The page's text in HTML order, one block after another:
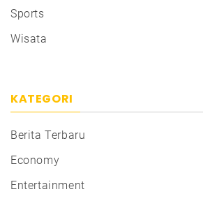
Sports
Wisata
KATEGORI
Berita Terbaru
Economy
Entertainment